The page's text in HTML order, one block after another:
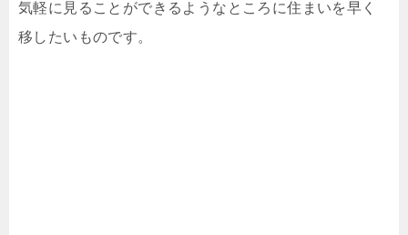
気軽に見ることができるようなところに住まいを早く
移したいものです。